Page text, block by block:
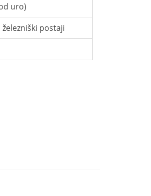
uro)
postaji